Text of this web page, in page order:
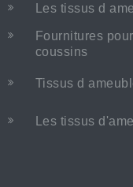
Les tissus d
Fournitures
coussins
Tissus d
Les tissus